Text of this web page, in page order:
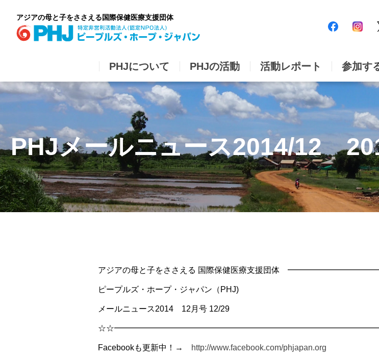
content
アジアの母と子をささえる国際保健医療支援団体
PHJについて PHJの活動 活動レポート 参加す
PHJメールニュース2014/12
アジアの母と子をささえる 国際保健医療支援団体
ピープルズ・ホープ・ジャパン（PHJ)
メールニュース2014 12月号 12/29
Facebookも更新中！→ http://www.facebook.com/phjapan.org